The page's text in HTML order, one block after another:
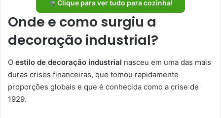
Clique para ver tudo para cozinha!
Onde e como surgiu a
decoração industrial?
O estilo de decoração industrial nasceu em uma das mais
duras crises financeiras, que tomou rapidamente
proporções globais e que é conhecida como a crise de
1929.